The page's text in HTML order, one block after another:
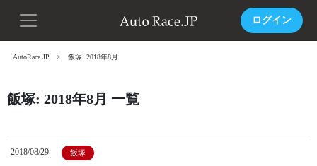
ログイン
AutoRace.JP 飯塚: 2018年8月
飯塚: 2018年8月 一覧
2018/08/29 飯塚